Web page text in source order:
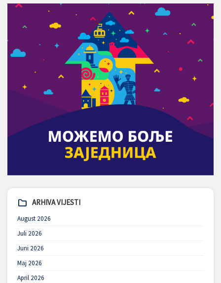
ARHIVA VIJESTI
August 2026
Juli 2026
Juni 2026
Maj 2026
April 2026